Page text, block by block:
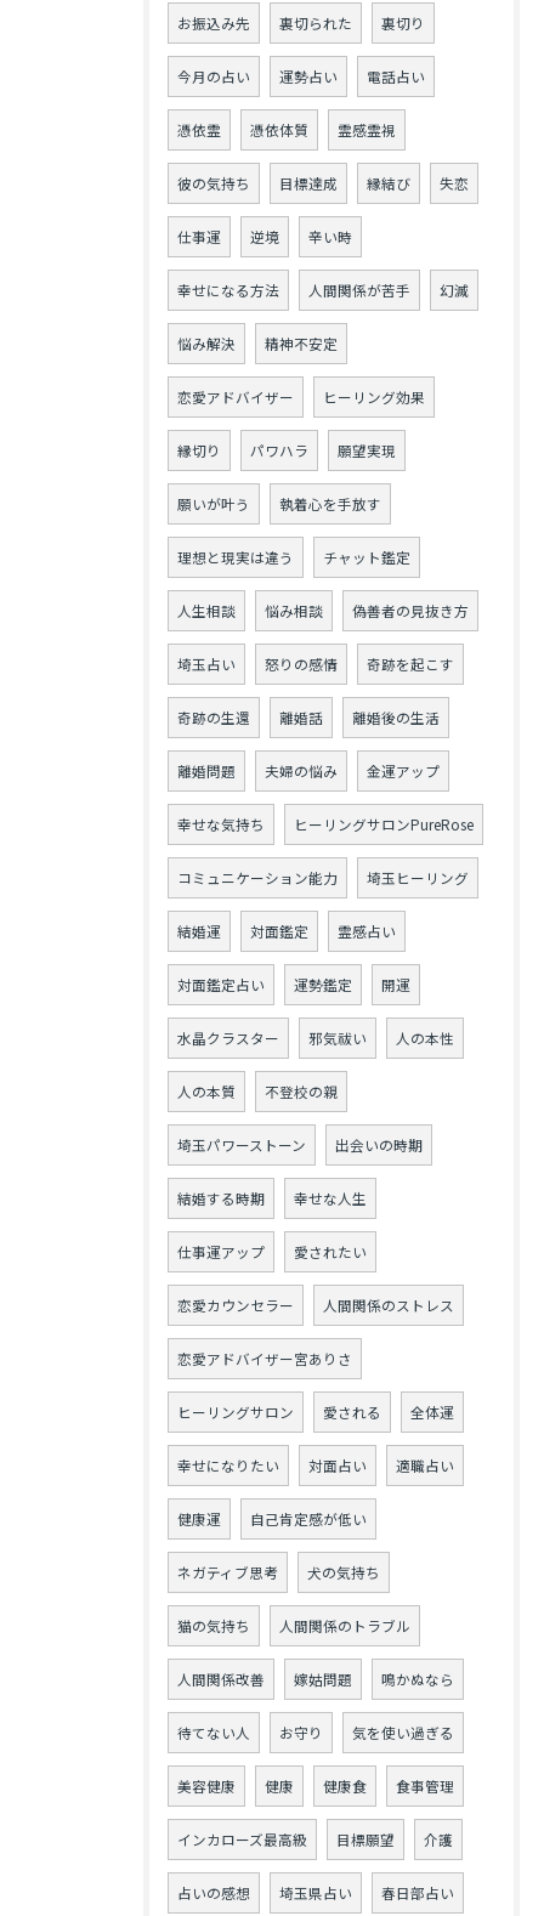
お振込み先 裏切られた 裏切り
今月の占い 運勢占い 電話占い
憑依霊 憑依体質 霊感霊視
彼の気持ち 目標達成 縁結び 失恋
仕事運 逆境 辛い時
幸せになる方法 人間関係が苦手 幻滅
悩み解決 精神不安定
恋愛アドバイザー ヒーリング効果
縁切り パワハラ 願望実現
願いが叶う 執着心を手放す
理想と現実は違う チャット鑑定
人生相談 悩み相談 偽善者の見抜き方
埼玉占い 怒りの感情 奇跡を起こす
奇跡の生還 離婚話 離婚後の生活
離婚問題 夫婦の悩み 金運アップ
幸せな気持ち ヒーリングサロンPureRose
コミュニケーション能力 埼玉ヒーリング
結婚運 対面鑑定 霊感占い
対面鑑定占い 運勢鑑定 開運
水晶クラスター 邪気祓い 人の本性
人の本質 不登校の親
埼玉パワーストーン 出会いの時期
結婚する時期 幸せな人生
仕事運アップ 愛されたい
恋愛カウンセラー 人間関係のストレス
恋愛アドバイザー宮ありさ
ヒーリングサロン 愛される 全体運
幸せになりたい 対面占い 適職占い
健康運 自己肯定感が低い
ネガティブ思考 犬の気持ち
猫の気持ち 人間関係のトラブル
人間関係改善 嫁姑問題 鳴かぬなら
待てない人 お守り 気を使い過ぎる
美容健康 健康 健康食 食事管理
インカローズ最高級 目標願望 介護
占いの感想 埼玉県占い 春日部占い